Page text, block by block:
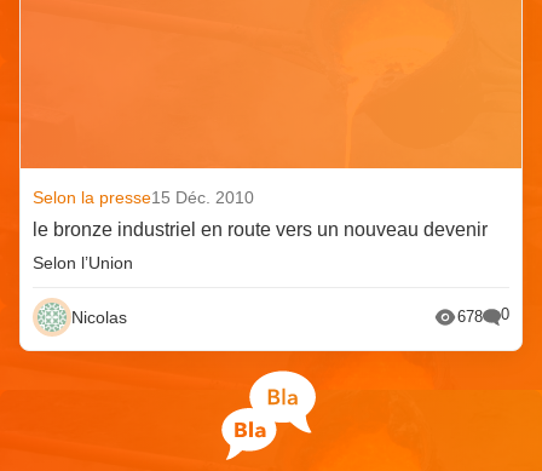
Selon la presse15 Déc. 2010
le bronze industriel en route vers un nouveau devenir
Selon l’Union
Nicolas 678 0